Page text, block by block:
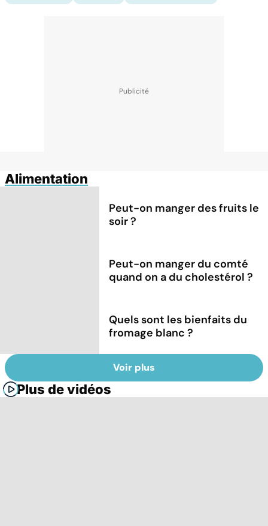
Alimentation
Peut-on manger des fruits le
soir ?
Peut-on manger du comté
quand on a du cholestérol ?
Quels sont les bienfaits du
fromage blanc ?
Voir plus
Plus de vidéos